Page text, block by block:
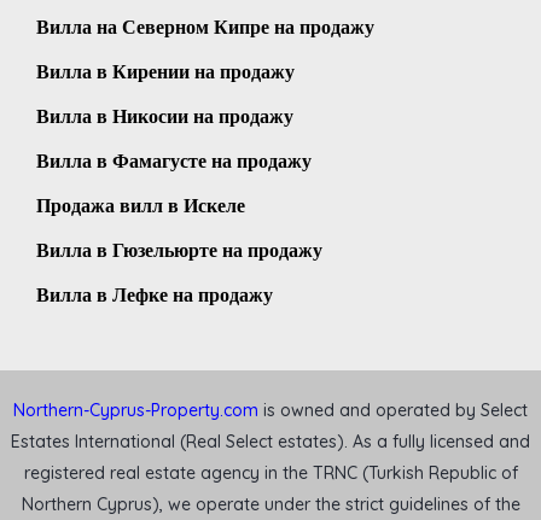
Вилла на Северном Кипре на продажу
Вилла в Кирении на продажу
Вилла в Никосии на продажу
Вилла в Фамагусте на продажу
Продажа вилл в Искеле
Вилла в Гюзельюрте на продажу
Вилла в Лефке на продажу
Northern-Cyprus-Property.com is owned and operated by Select
Estates International (Real Select estates). As a fully licensed and
registered real estate agency in the TRNC (Turkish Republic of
Northern Cyprus), we operate under the strict guidelines of the